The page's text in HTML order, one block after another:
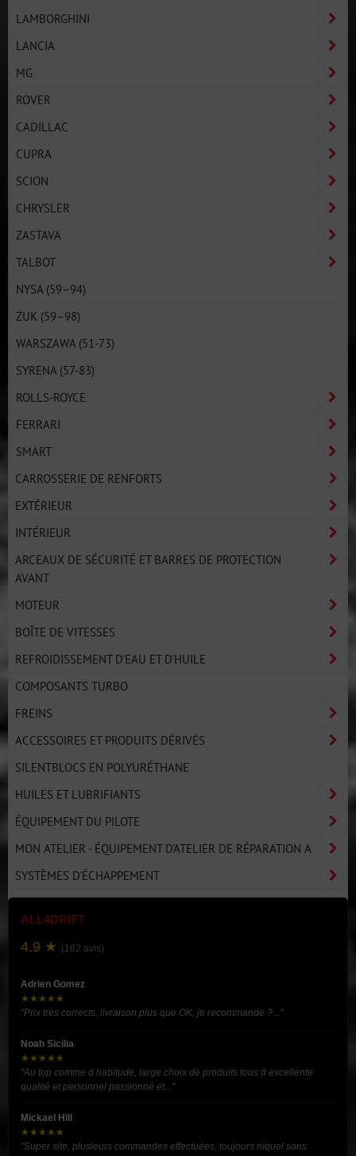
LAMBORGHINI
LANCIA
MG
ROVER
CADILLAC
CUPRA
SCION
CHRYSLER
ZASTAVA
TALBOT
NYSA (59–94)
ŻUK (59–98)
WARSZAWA (51-73)
SYRENA (57-83)
ROLLS-ROYCE
FERRARI
SMART
CARROSSERIE DE RENFORTS
EXTÉRIEUR
INTÉRIEUR
ARCEAUX DE SÉCURITÉ ET BARRES DE PROTECTION
AVANT
MOTEUR
BOÎTE DE VITESSES
REFROIDISSEMENT D'EAU ET D'HUILE
COMPOSANTS TURBO
FREINS
ACCESSOIRES ET PRODUITS DÉRIVÉS
SILENTBLOCS EN POLYURÉTHANE
HUILES ET LUBRIFIANTS
ÉQUIPEMENT DU PILOTE
MON ATELIER - ÉQUIPEMENT D'ATELIER DE RÉPARATION A
SYSTÈMES D'ÉCHAPPEMENT
ALL4DRIFT
4.9 ★ (182 avis)
Adrien Gomez
★★★★★
"Prix très corrects, livraison plus que OK, je recommande ?..."
Noah Sicilia
★★★★★
"Au top comme d habitude, large choix de produits tous d excellente
qualité et personnel passionné et..."
Mickael Hill
★★★★★
"Super site, plusieurs commandes effectuées, toujours niquel sans